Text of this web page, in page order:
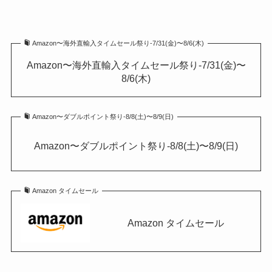
Amazon〜海外直輸入タイムセール祭り-7/31(金)〜8/6(木)
Amazon〜海外直輸入タイムセール祭り-7/31(金)〜
8/6(木)
Amazon〜ダブルポイント祭り-8/8(土)〜8/9(日)
Amazon〜ダブルポイント祭り-8/8(土)〜8/9(日)
Amazon タイムセール
Amazon タイムセール